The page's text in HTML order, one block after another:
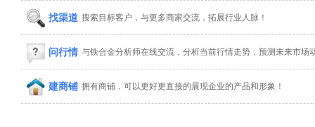
找渠道 搜索目标客户，与更多商家交流，拓展行业人脉！
问行情 与铁合金分析师在线交流，分析当前行情走势，预测未来市场
建商铺 拥有商铺，可以更好更直接的展现企业的产品和形象！